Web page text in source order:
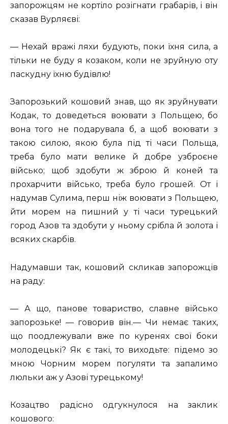
запорожцям не кортіло розігнати грабарів, і він
сказав Вурляєві:
— Нехай вражі ляхи будують, поки їхня сила, а
тільки не буду я козаком, коли не зруйную оту
паскудну їхню будівлю!
Запорозький кошовий знав, що як зруйнувати
Кодак, то доведеться воювати з Польщею, бо
вона того не подарувала б, а щоб воювати з
такою силою, якою була під ті часи Польща,
треба було мати велике й добре узброєне
військо; щоб здобути ж зброю й коней та
прохарчити військо, треба було грошей. От і
надумав Сулима, перш ніж воювати з Польщею,
йти морем на пишний у ті часи турецький
город Азов та здобути у ньому срібла й золота і
всяких скарбів.
Надумавши так, кошовий скликав запорожців
на раду:
— А що, панове товариство, славне військо
запорозьке! — говорив він.— Чи немає таких,
що поодлежували вже по куренях свої боки
молодецькі? Як є такі, то виходьте: підемо зо
мною Чорним морем погуляти та запалимо
люльки аж у Азові турецькому!
Козацтво радісно одгукнулося на заклик
кошового: